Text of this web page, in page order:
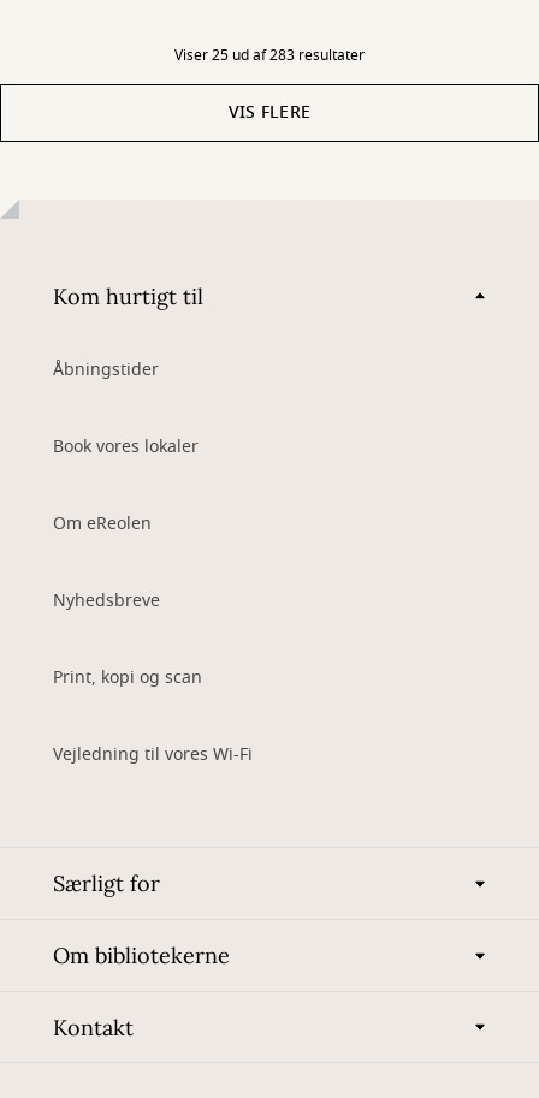
Viser 25 ud af 283 resultater
VIS FLERE
Kom hurtigt til
Åbningstider
Book vores lokaler
Om eReolen
Nyhedsbreve
Print, kopi og scan
Vejledning til vores Wi-Fi
Særligt for
Om bibliotekerne
Kontakt